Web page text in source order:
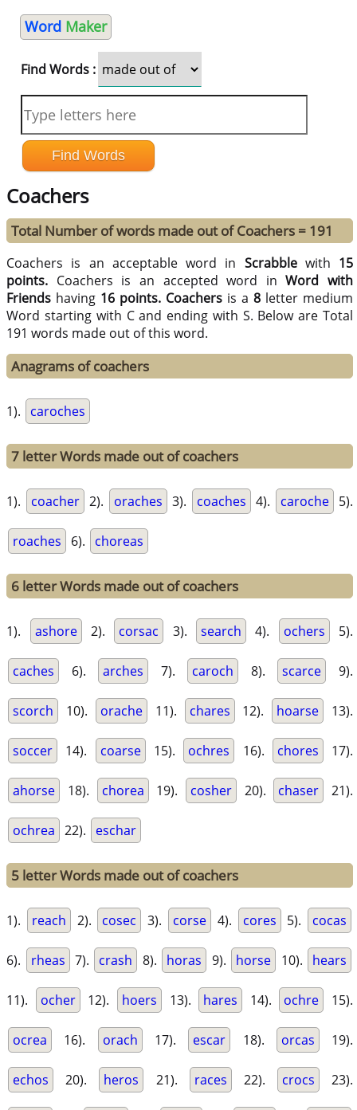
Word Maker
Find Words :
Coachers
Total Number of words made out of Coachers = 191
Coachers is an acceptable word in Scrabblewith 15
points. Coachers is an accepted word inWord with
Friends having 16 points. Coachers is a8 letter medium
Word starting with C and ending with S. Below are Total
191 words made out of this word.
Anagrams of coachers
1). caroches
7 letter Words made out of coachers
1). coacher 2). oraches 3). coaches 4). caroche 5).
roaches 6). choreas
6 letter Words made out of coachers
1). ashore 2). corsac 3). search 4). ochers 5).
caches 6). arches 7). caroch 8). scarce 9).
scorch 10). orache 11). chares 12). hoarse 13).
soccer 14). coarse 15). ochres 16). chores 17).
ahorse 18). chorea 19). cosher 20). chaser 21).
ochrea 22). eschar
5 letter Words made out of coachers
1). reach 2). cosec 3). corse 4). cores 5). cocas
6). rheas 7). crash 8). horas 9). horse 10). hears
11). ocher 12). hoers 13). hares 14). ochre 15).
ocrea 16). orach 17). escar 18). orcas 19).
echos 20). heros 21). races 22). crocs 23).